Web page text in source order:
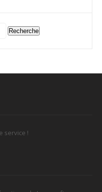
Recherche
service !